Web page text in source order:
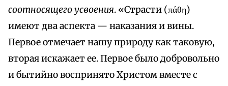
соотносящего усвоения. «Страсти (πάθη)
имеют два аспекта — наказания и вины.
Первое отмечает нашу природу как таковую,
вторая искажает ее. Первое было добровольно
и бытийно воспринято Христом вместе с